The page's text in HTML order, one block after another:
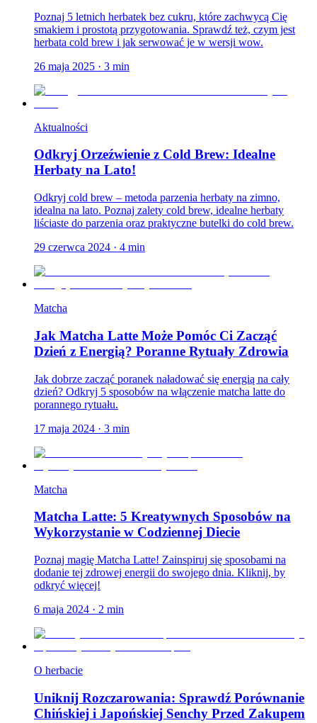
Poznaj 5 letnich herbatek bez cukru, które zachwycą Cię
smakiem i prostotą przygotowania. Sprawdź też, czym jest
herbata cold brew i jak serwować je w wersji wow.
26 maja 2025 · 3 min
Aktualności
Odkryj Orzeźwienie z Cold Brew: Idealne
Herbaty na Lato!
Odkryj cold brew – metoda parzenia herbaty na zimno,
idealna na lato. Poznaj zalety cold brew, idealne herbaty
liściaste do parzenia oraz praktyczne butelki do cold brew.
29 czerwca 2024 · 4 min
Matcha
Jak Matcha Latte Może Pomóc Ci Zacząć
Dzień z Energią? Poranne Rytuały Zdrowia
Jak dobrze zacząć poranek naładować się energią na cały
dzień? Odkryj 5 sposobów na włączenie matcha latte do
porannego rytuału.
17 maja 2024 · 3 min
Matcha
Matcha Latte: 5 Kreatywnych Sposobów na
Wykorzystanie w Codziennej Diecie
Poznaj magię Matcha Latte! Zainspiruj się sposobami na
dodanie tej zdrowej energii do swojego dnia. Kliknij, by
odkryć więcej!
6 maja 2024 · 2 min
O herbacie
Uniknij Rozczarowania: Sprawdź Porównanie
Chińskiej i Japońskiej Senchy Przed Zakupem